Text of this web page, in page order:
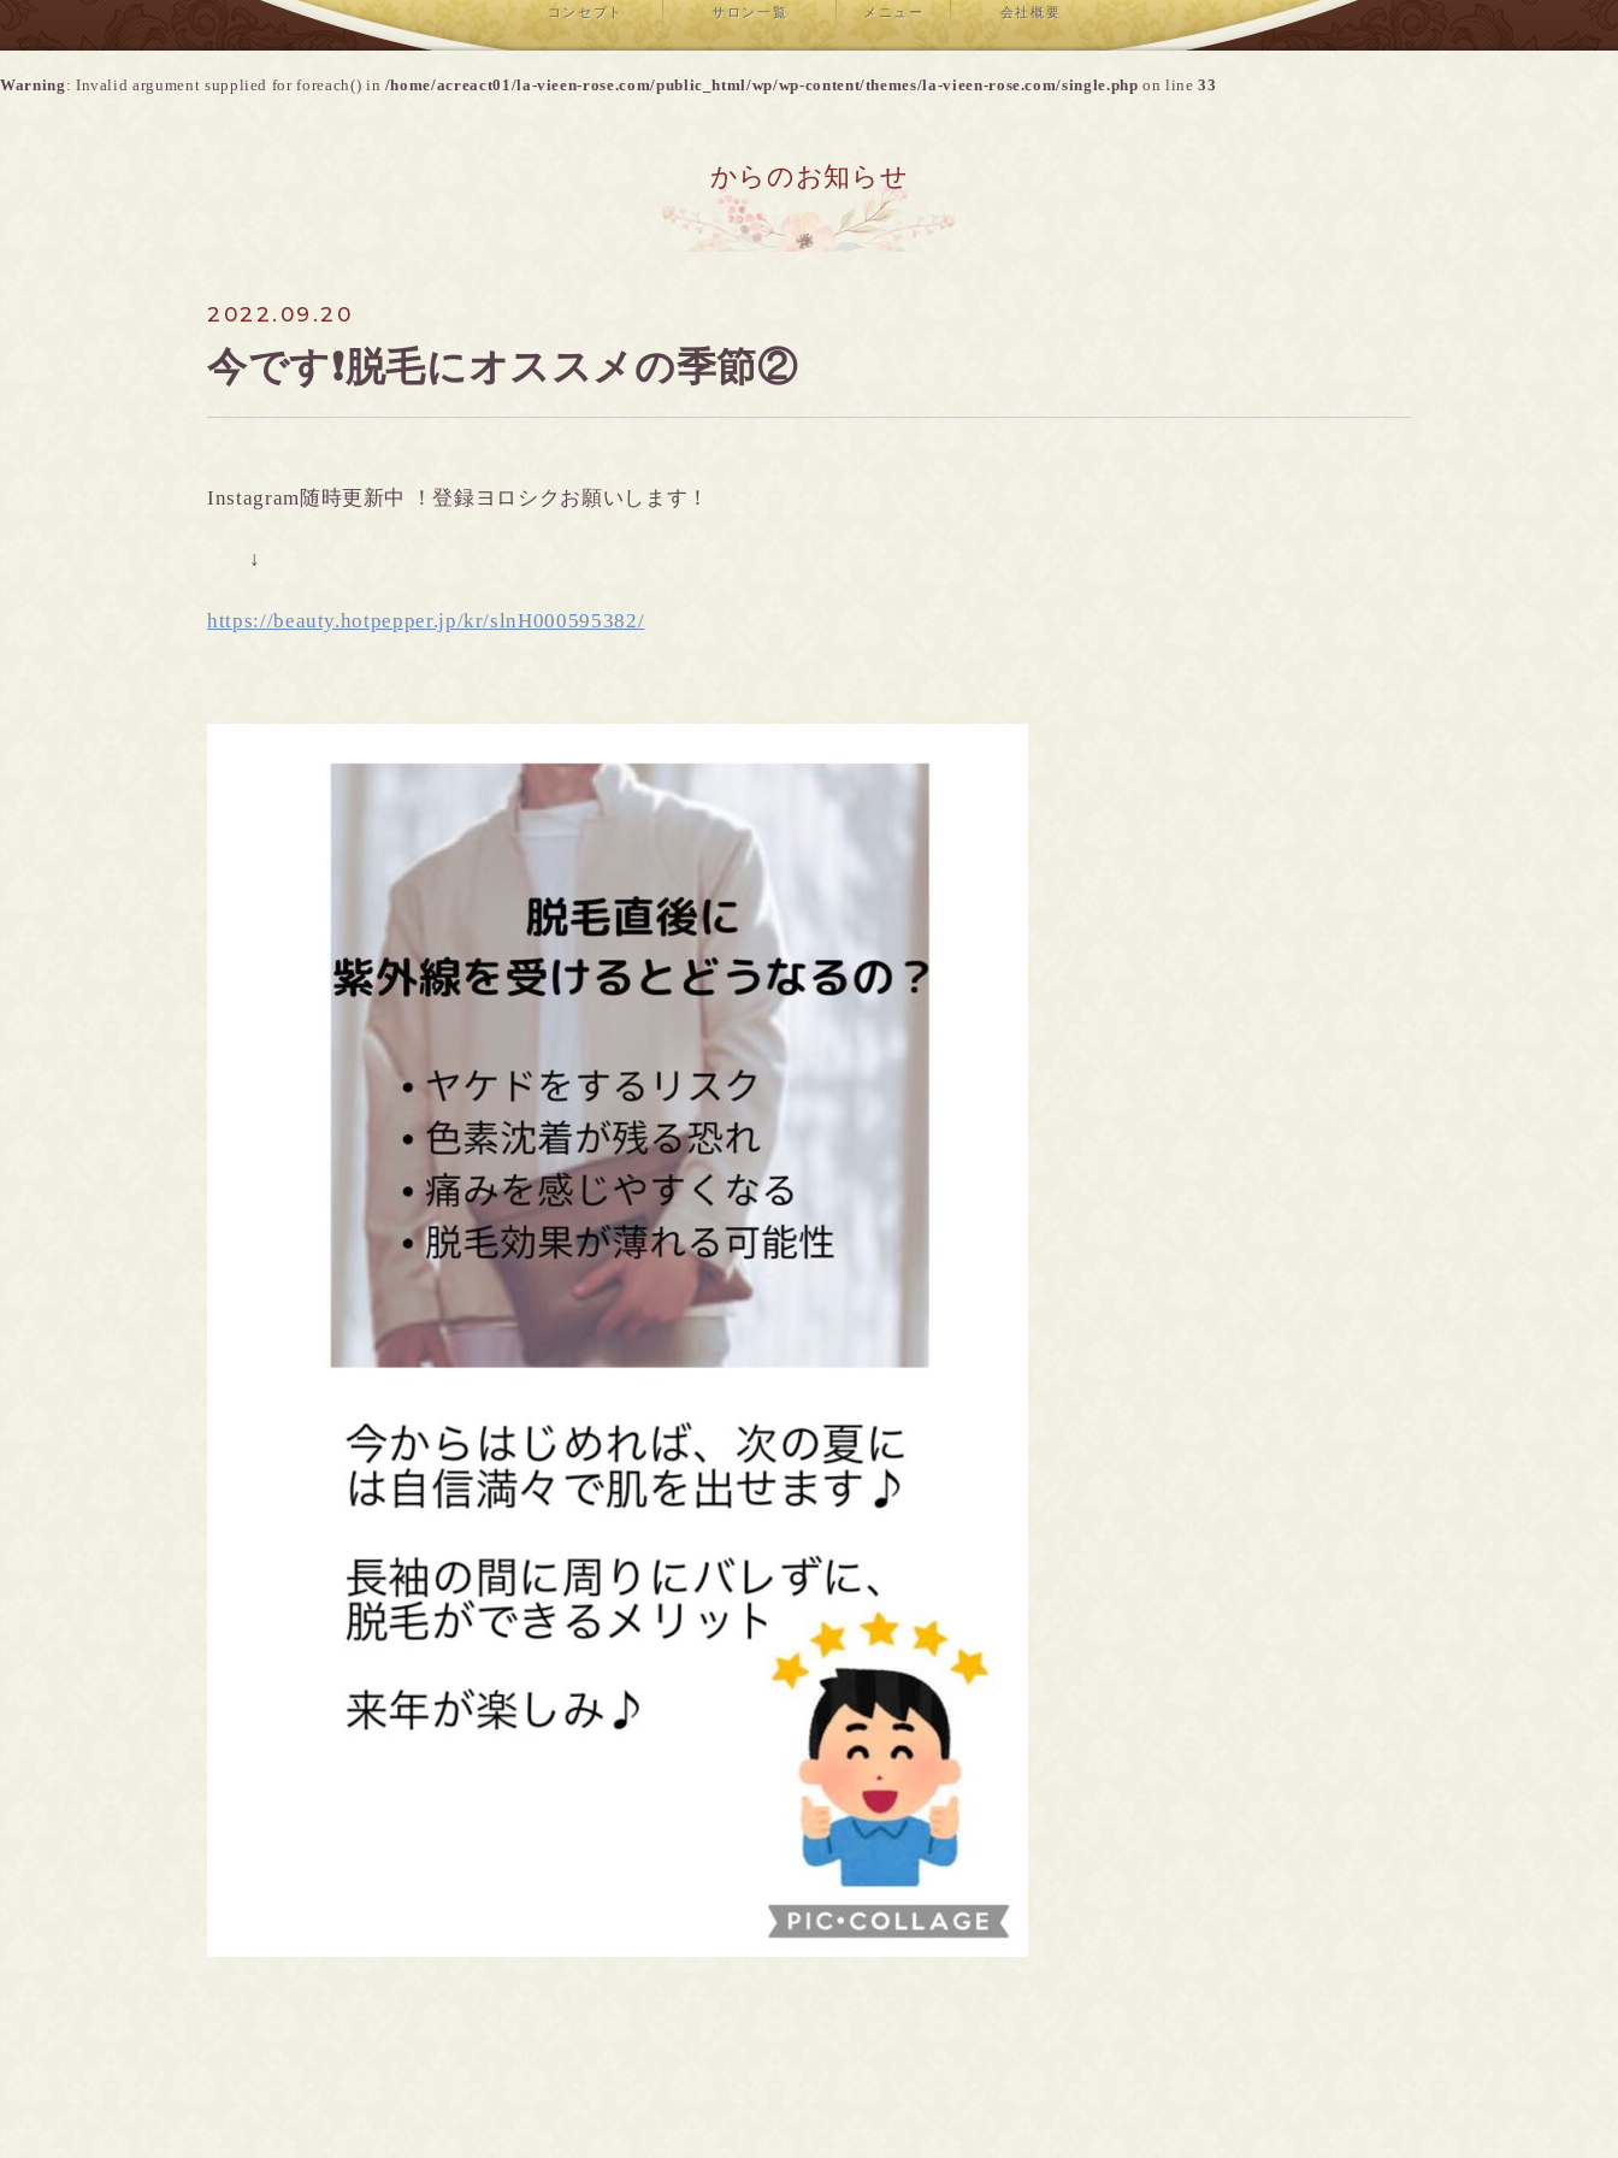
コンセプト サロン一覧 メニュー 会社概要
Warning : Invalid argument supplied for foreach() in /home/acreact01/la-vieen-rose.com/public_html/wp/wp-content/themes/la-vieen-rose.com/single.php on line33
からのお知らせ
2022.09.20
今です❗️脱毛にオススメの季節②
Instagram随時更新中 ！登録ヨロシクお願いします！
↓
https://beauty.hotpepper.jp/kr/slnH000595382/